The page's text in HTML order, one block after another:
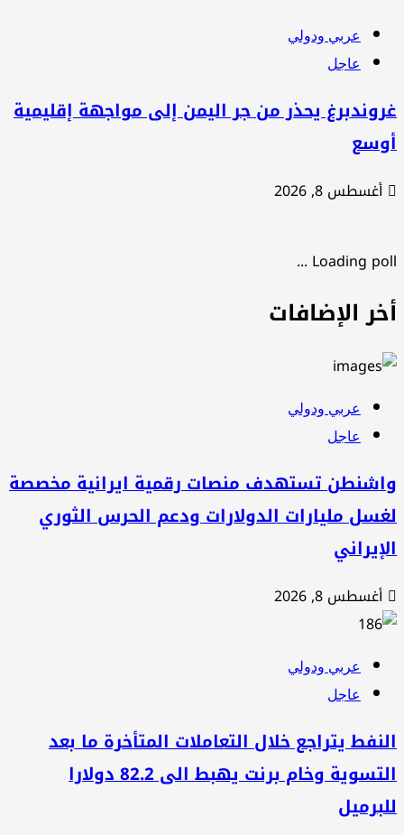
عربي ودولي
عاجل
يحذر من جر اليمن إلى مواجهة إقليمية
أغسطس 8, 2026
Loading
الإضافات
عربي ودولي
عاجل
تستهدف منصات رقمية ايرانية مخصصة
مليارات الدولارات ودعم الحرس الثوري
أغسطس 8, 2026
عربي ودولي
عاجل
يتراجع خلال التعاملات المتأخرة ما بعد
التسوية وخام برنت يهبط الى 82.2 دولارا